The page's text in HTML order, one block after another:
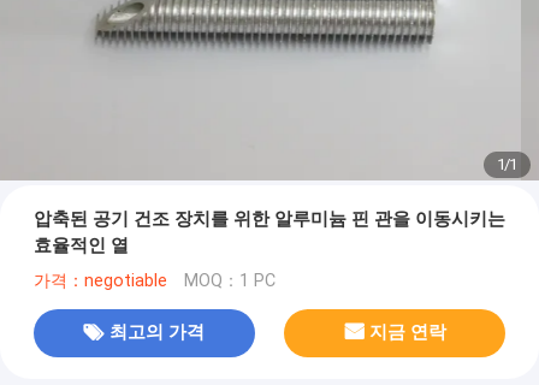
1/1
압축된 공기 건조 장치를 위한 알루미늄 핀 관을 이동시키는
효율적인 열
가격：negotiable MOQ：1 PC
최고의 가격 지금 연락